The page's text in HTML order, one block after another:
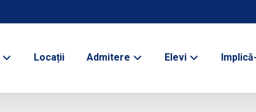
Locații Admitere Elevi